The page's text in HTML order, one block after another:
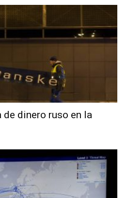
de dinero ruso en la